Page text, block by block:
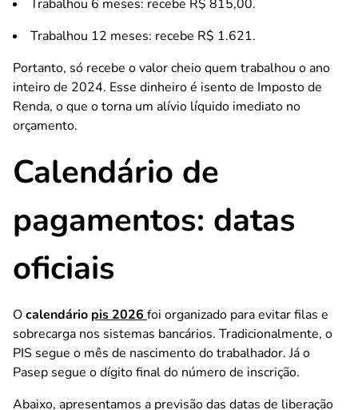
Trabalhou 6 meses: recebe R$ 815,00.
Trabalhou 12 meses: recebe R$ 1.621.
Portanto, só recebe o valor cheio quem trabalhou o ano
inteiro de 2024. Esse dinheiro é isento de Imposto de
Renda, o que o torna um alívio líquido imediato no
orçamento.
Calendário de
pagamentos: datas
oficiais
Ocalendário pis 2026 foi organizado para evitar filas e
sobrecarga nos sistemas bancários. Tradicionalmente, o
PIS segue o mês de nascimento do trabalhador. Já o
Pasep segue o dígito final do número de inscrição.
Abaixo, apresentamos a previsão das datas de liberação